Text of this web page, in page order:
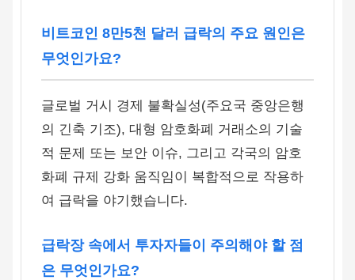
비트코인 8만5천 달러 급락의 주요 원인은
무엇인가요?
글로벌 거시 경제 불확실성(주요국 중앙은행
의 긴축 기조), 대형 암호화폐 거래소의 기술
적 문제 또는 보안 이슈, 그리고 각국의 암호
화폐 규제 강화 움직임이 복합적으로 작용하
여 급락을 야기했습니다.
급락장 속에서 투자자들이 주의해야 할 점
은 무엇인가요?